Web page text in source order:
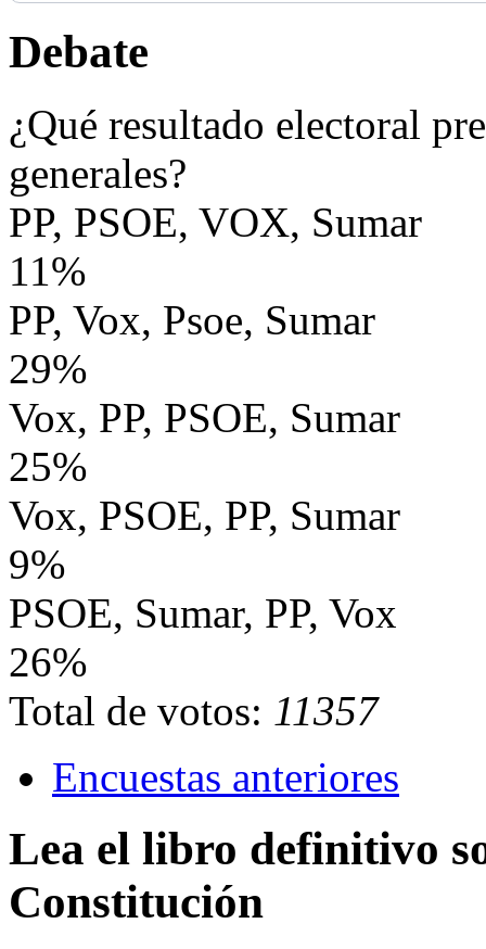
Debate
¿Qué resultado electoral
generales?
PP, PSOE, VOX, Sumar
11%
PP, Vox, Psoe, Sumar
29%
Vox, PP, PSOE, Sumar
25%
Vox, PSOE, PP, Sumar
9%
PSOE, Sumar, PP, Vox
26%
Total de votos: 11357
Encuestas anteriores
Lea el libro definitivo
Constitución